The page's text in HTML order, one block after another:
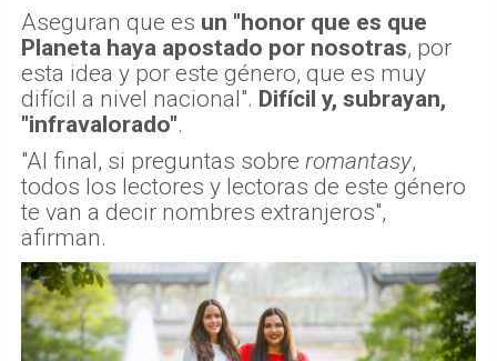
Aseguran que es un "honor que es que
Planeta haya apostado por nosotras, por
esta idea y por este género, que es muy
difícil a nivel nacional". Difícil y, subrayan,
"infravalorado".
"Al final, si preguntas sobre romantasy,
todos los lectores y lectoras de este género
te van a decir nombres extranjeros",
afirman.